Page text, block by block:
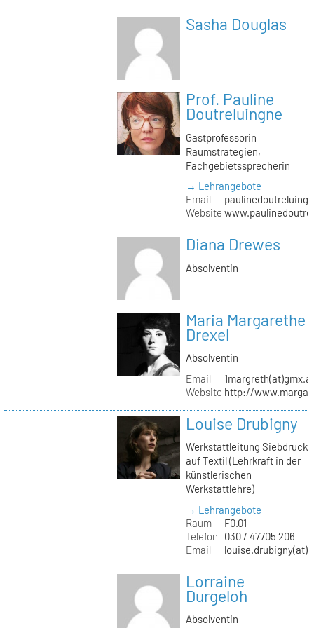
Sasha Douglas
Prof. Pauline
Doutreluingne
Gastprofessorin
Raumstrategien,
Fachgebietssprecherin
→ Lehrangebote
Email
Website
Diana Drewes
Absolventin
Maria Margarethe
Drexel
Absolventin
Email
Website http://
Louise Drubigny
Werkstattleitung Siebdruck
auf Textil (Lehrkraft in der
künstlerischen
Werkstattlehre)
→ Lehrangebote
Raum
F0.01
Telefon
030 / 47705 206
Email
Lorraine
Durgeloh
Absolventin